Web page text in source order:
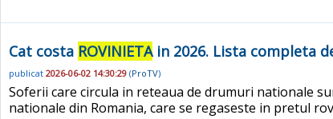
Cat costa ROVINIETAin 2026. Lista completa
publicat 2026-06-02 14:30:29 (ProTV)
Soferii care circula in reteaua de drumuri nationale
nationale din Romania, care se regaseste in pretul